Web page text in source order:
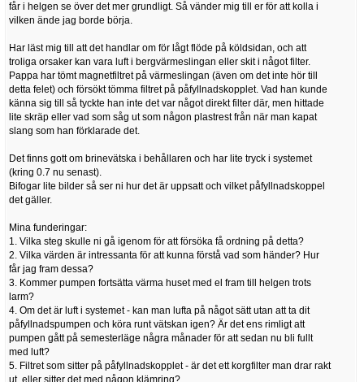
får i helgen se över det mer grundligt. Så vänder mig till er för att kolla i
vilken ände jag borde börja.
Har läst mig till att det handlar om för lågt flöde på köldsidan, och att
troliga orsaker kan vara luft i bergvärmeslingan eller skit i något filter.
Pappa har tömt magnetfiltret på värmeslingan (även om det inte hör till
detta felet) och försökt tömma filtret på påfyllnadskopplet. Vad han kunde
känna sig till så tyckte han inte det var något direkt filter där, men hittade
lite skräp eller vad som såg ut som någon plastrest från när man kapat
slang som han förklarade det.
Det finns gott om brinevätska i behållaren och har lite tryck i systemet
(kring 0.7 nu senast).
Bifogar lite bilder så ser ni hur det är uppsatt och vilket påfyllnadskoppel
det gäller.
Mina funderingar:
1. Vilka steg skulle ni gå igenom för att försöka få ordning på detta?
2. Vilka värden är intressanta för att kunna förstå vad som händer? Hur
får jag fram dessa?
3. Kommer pumpen fortsätta värma huset med el fram till helgen trots
larm?
4. Om det är luft i systemet - kan man lufta på något sätt utan att ta dit
påfyllnadspumpen och köra runt vätskan igen? Är det ens rimligt att
pumpen gått på semesterläge några månader för att sedan nu bli fullt
med luft?
5. Filtret som sitter på påfyllnadskopplet - är det ett korgfilter man drar rakt